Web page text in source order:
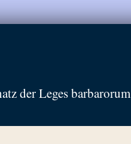
der Leges barbarorum